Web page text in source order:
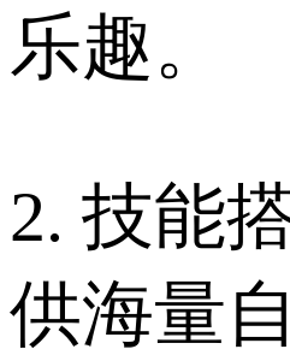
乐趣。
2. 技能
供海量